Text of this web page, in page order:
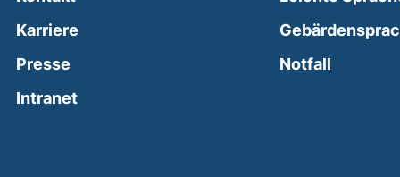
Karriere
Presse
Intranet(external link, opens in a new window)
Notfall